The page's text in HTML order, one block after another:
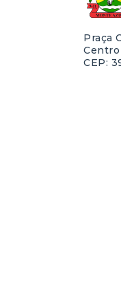
Praça
CEP: